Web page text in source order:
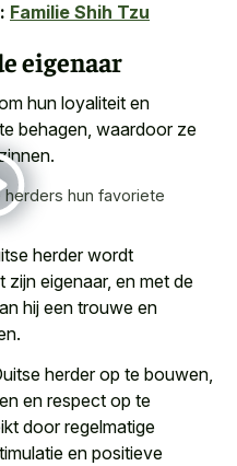
Familie Shih Tzu
eigenaar
hun loyaliteit en
behagen, waardoor ze
herders hun favoriete
herder wordt
eigenaar, en met de
hij een trouwe en
herder op te bouwen,
en respect op te
door regelmatige
en positieve